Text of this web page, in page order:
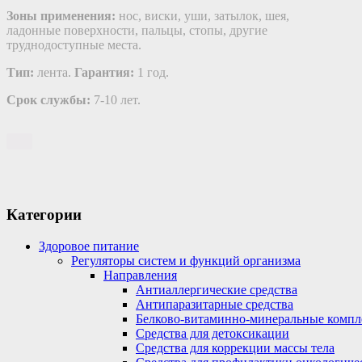
Зоны применения: нос, виски, уши, затылок, шея,
ладонные поверхности, пальцы, стопы, другие
труднодоступные места.
Тип: лента. Гарантия: 1 год.
Срок службы: 7-10 лет.
Категории
Здоровое питание
Регуляторы систем и функций организма
Направления
Антиаллергические средства
Антипаразитарные средства
Белково-витаминно-минеральные
Средства для детоксикации
Средства для коррекции массы тела